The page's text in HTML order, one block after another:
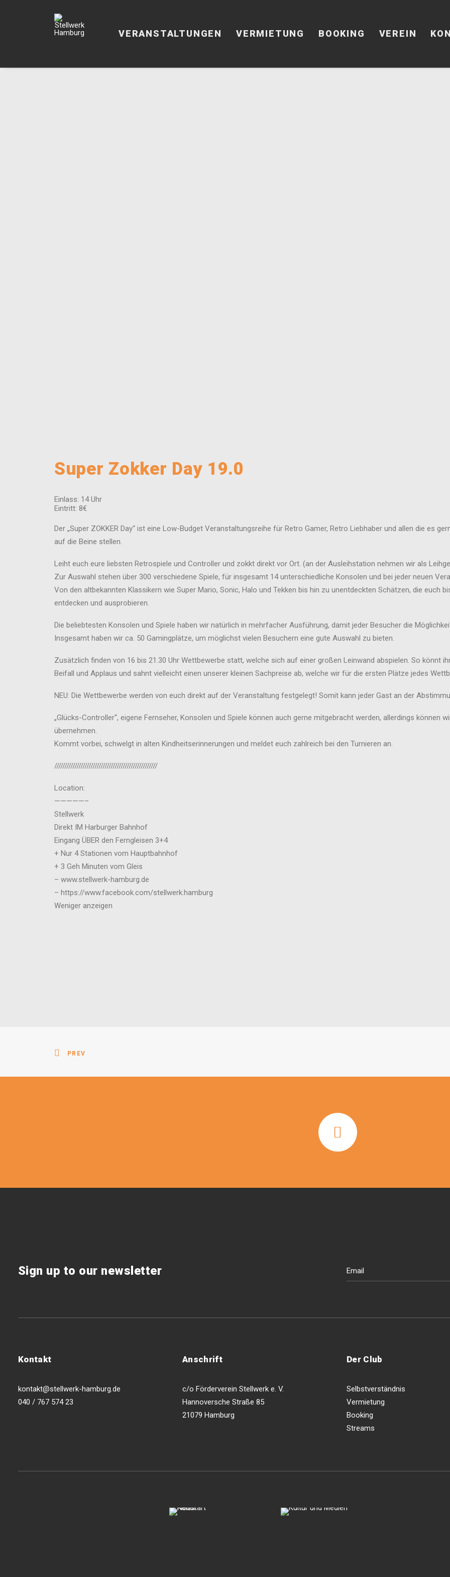
VERANSTALTUNGEN VERMIETUNG BOOKING VEREIN
Super Zokker Day 19.0
Einlass: 14 Uhr
Eintritt: 8€
Der „Super ZOKKER Day“ ist eine Low-Budget Veranstaltungsreihe für Retro Gamer, Retro Liebhaber und allen die es
auf die Beine stellen.
Leiht euch eure liebsten Retrospiele und Controller und zokkt direkt vor Ort. (an der Ausleihstation nehmen wir als
Zur Auswahl stehen über 300 verschiedene Spiele, für insgesamt 14 unterschiedliche Konsolen und bei jeder neuen
Von den altbekannten Klassikern wie Super Mario, Sonic, Halo und Tekken bis hin zu unentdeckten Schätzen, die euch
entdecken und ausprobieren.
Die beliebtesten Konsolen und Spiele haben wir natürlich in mehrfacher Ausführung, damit jeder Besucher die
Insgesamt haben wir ca. 50 Gamingplätze, um möglichst vielen Besuchern eine gute Auswahl zu bieten.
Zusätzlich finden von 16 bis 21.30 Uhr Wettbewerbe statt, welche sich auf einer großen Leinwand abspielen. So könnt
Beifall und Applaus und sahnt vielleicht einen unserer kleinen Sachpreise ab, welche wir für die ersten Plätze jedes
NEU: Die Wettbewerbe werden von euch direkt auf der Veranstaltung festgelegt! Somit kann jeder Gast an der
„Glücks-Controller“, eigene Fernseher, Konsolen und Spiele können auch gerne mitgebracht werden, allerdings können
übernehmen.
Kommt vorbei, schwelgt in alten Kindheitserinnerungen und meldet euch zahlreich bei den Turnieren an.
///////////////////////////////////////////////////
Location:
—————–
Stellwerk
Direkt IM Harburger Bahnhof
Eingang ÜBER den Ferngleisen 3+4
+ Nur 4 Stationen vom Hauptbahnhof
+ 3 Geh Minuten vom Gleis
– www.stellwerk-hamburg.de
– https://www.facebook.com/stellwerk.hamburg
Weniger anzeigen
PREV
Sign up to our newsletter
Kontakt
kontakt@stellwerk-hamburg.de
040 / 767 574 23
Anschrift
c/o Förderverein Stellwerk e. V.
Hannoversche Straße 85
21079 Hamburg
Der Club
Selbstverständnis
Vermietung
Booking
Streams